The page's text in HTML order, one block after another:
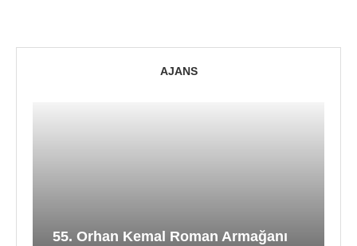
AJANS
55. Orhan Kemal Roman Armağanı